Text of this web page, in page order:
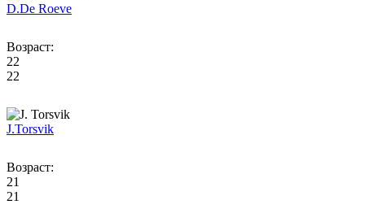
D.De Roeve
Возраст:
22
22
J.Torsvik
Возраст:
21
21